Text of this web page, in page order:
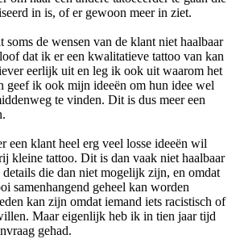
in is, of er gewoon meer in ziet.
soms de wensen van de klant niet haalbaar
dat ik er een kwalitatieve tattoo van kan
eerlijk uit en leg ik ook uit waarom het
geef ik ook mijn ideeën om hun idee wel
te vinden. Dit is dus meer een
een klant heel erg veel losse ideeën wil
kleine tattoo. Dit is dan vaak niet haalbaar
die dan niet mogelijk zijn, en omdat
samenhangend geheel kan worden
kan zijn omdat iemand iets racistisch of
Maar eigenlijk heb ik in tien jaar tijd
gehad.